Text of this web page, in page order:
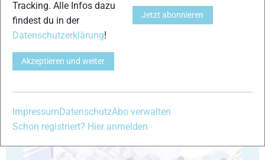
19
Tracking. Alle Infos dazu
findest du in der
Datenschutzerklärung!
Akzeptieren und weiter
Jetzt abonnieren
ImpressumDatenschutzAbo verwalten
Schon registriert? Hier anmelden